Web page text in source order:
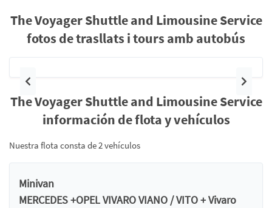
The Voyager Shuttle and Limousine Service
fotos de trasllats i tours amb autobús
Anterior
The Voyager Shuttle and Limousine Service
información de flota y vehículos
Nuestra flota consta de 2 vehículos
Minivan
MERCEDES +OPEL VIVARO VIANO / VITO + Vivaro